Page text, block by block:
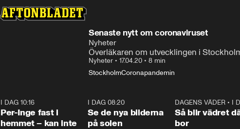
Senaste nytt om coronaviruset
Nyheter
Överläkaren om utvecklingen i
Nyheter • 17.04.20 • 8 min
StockholmCoronapandemin
I DAG 10:16
Per-Inge fast i
hemmet – kan inte
I DAG 08:20
Se de nya bilderna
på solen
DAGENS VÄDER • I
Så blir vädret
bor